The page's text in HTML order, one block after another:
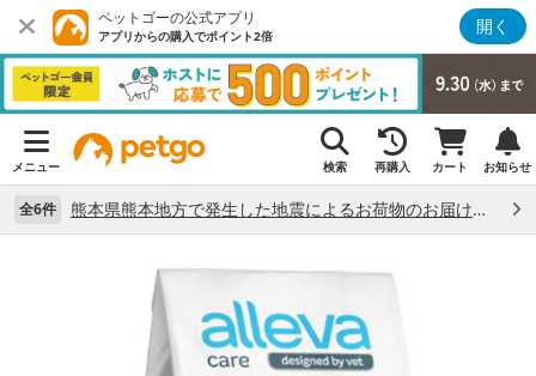
ペットゴーの公式アプリ
アプリからの購入でポイント2倍 開く
メニュー 検索 再購入 カート お知らせ
全6件 熊本県熊本地方で発生した地震によるお荷物のお届け状況について （7/28）